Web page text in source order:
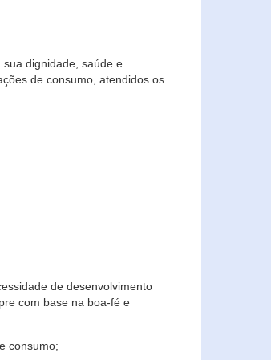
dignidade, saúde e
de consumo, atendidos os
de desenvolvimento
com base na boa-fé e
consumo;